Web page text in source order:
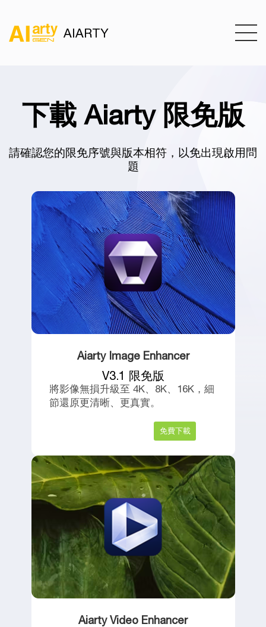
AIARTY
下載 Aiarty 限免版
請確認您的限免序號與版本相符，以免出現啟用問
題
Aiarty Image Enhancer
V3.1 限免版
將影像無損升級至 4K、8K、16K，細
節還原更清晰、更真實。
Aiarty Video Enhancer